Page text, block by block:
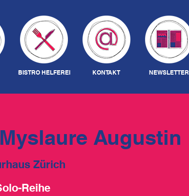
Augustin
Zürich
Reihe
BISTRO HELFEREI KONTAKT NEWSLETTER